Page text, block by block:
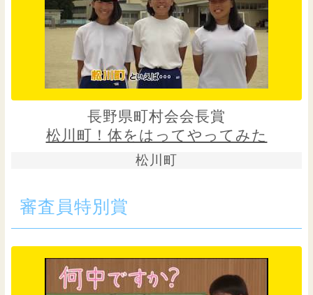
長野県町村会会長賞
松川町！体をはってやってみた
松川町
審査員特別賞